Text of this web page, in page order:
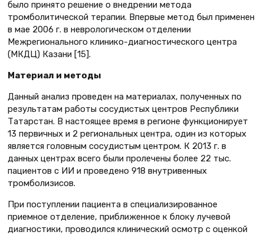
было принято решение о внедрении метода
тромболитической терапии. Впервые метод был применен
в мае 2006 г. в неврологическом отделении
Межрегионального клинико-диагностического центра
(МКДЦ) Казани [15].
Материал и методы
Данный анализ проведен на материалах, полученных по
результатам работы сосудистых центров Республики
Татарстан. В настоящее время в регионе функционирует
13 первичных и 2 региональных центра, один из которых
является головным сосудистым центром. К 2013 г. в
данных центрах всего были пролечены более 22 тыс.
пациентов с ИИ и проведено 918 внутривенных
тромболизисов.
При поступлении пациента в специализированное
приемное отделение, приближенное к блоку лучевой
диагностики, проводился клинический осмотр с оценкой